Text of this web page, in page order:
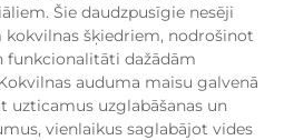
Šie daudzpusīgie nesēji
šķiedriem, nodrošinot
funkcionalitāti dažādām
auduma maisu galvenā
uzticamus uzglabāšanas un
vienlaikus saglabājot vides